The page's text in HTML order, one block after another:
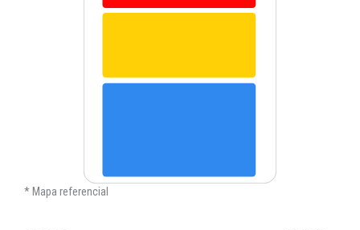
Mapa referencial